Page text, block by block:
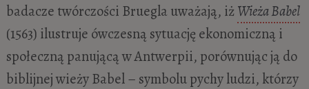
badacze twórczości Bruegla uważają, iż Wieża Babel
(1563) ilustruje ówczesną sytuację ekonomiczną i
społeczną panującą w Antwerpii, porównując ją do
biblijnej wieży Babel – symbolu pychy ludzi, którzy